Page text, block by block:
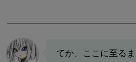
てか、ここに至る